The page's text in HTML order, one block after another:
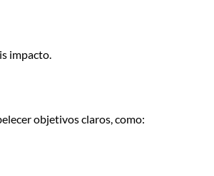
impacto.
objetivos claros, como: